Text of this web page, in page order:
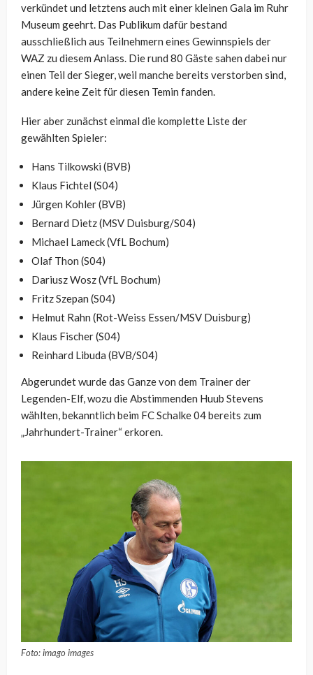
verkündet und letztens auch mit einer kleinen Gala im Ruhr
Museum geehrt. Das Publikum dafür bestand
ausschließlich aus Teilnehmern eines Gewinnspiels der
WAZ zu diesem Anlass. Die rund 80 Gäste sahen dabei nur
einen Teil der Sieger, weil manche bereits verstorben sind,
andere keine Zeit für diesen Temin fanden.
Hier aber zunächst einmal die komplette Liste der
gewählten Spieler:
Hans Tilkowski (BVB)
Klaus Fichtel (S04)
Jürgen Kohler (BVB)
Bernard Dietz (MSV Duisburg/S04)
Michael Lameck (VfL Bochum)
Olaf Thon (S04)
Dariusz Wosz (VfL Bochum)
Fritz Szepan (S04)
Helmut Rahn (Rot-Weiss Essen/MSV Duisburg)
Klaus Fischer (S04)
Reinhard Libuda (BVB/S04)
Abgerundet wurde das Ganze von dem Trainer der
Legenden-Elf, wozu die Abstimmenden Huub Stevens
wählten, bekanntlich beim FC Schalke 04 bereits zum
„Jahrhundert-Trainer“ erkoren.
Foto: imago images